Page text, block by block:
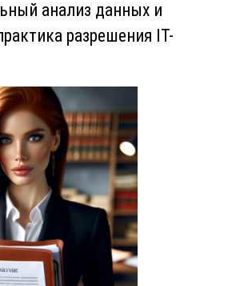
анализ данных и
разрешения IT-